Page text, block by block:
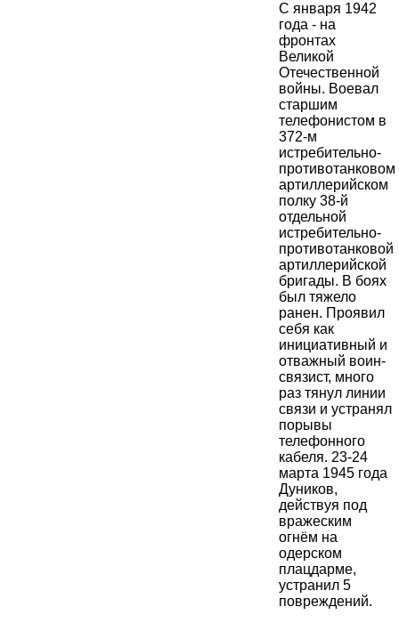
С января 1942
года - на
фронтах
Великой
Отечественной
войны. Воевал
старшим
телефонистом в
372-м
истребительно-
противотанковом
артиллерийском
полку 38-й
отдельной
истребительно-
противотанковой
артиллерийской
бригады. В боях
был тяжело
ранен. Проявил
себя как
инициативный и
отважный воин-
связист, много
раз тянул линии
связи и устранял
порывы
телефонного
кабеля. 23-24
марта 1945 года
Дуников,
действуя под
вражеским
огнём на
одерском
плацдарме,
устранил 5
повреждений.